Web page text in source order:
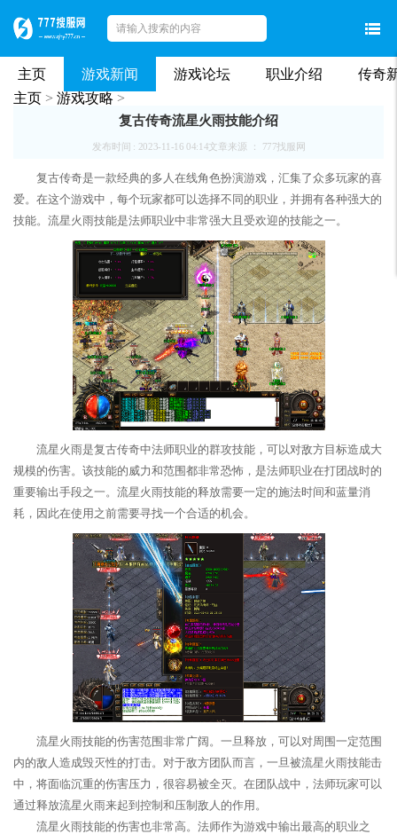
主页 游戏新闻 游戏论坛 职业介绍
传奇
主页 > 游戏攻略 >
复古传奇流星火雨技能介绍
发布时间 : 2023-11-16 04:14文章来源 ： 777找服网
复古传奇是一款经典的多人在线角色扮演游戏，汇集了众多玩家的喜
爱。在这个游戏中，每个玩家都可以选择不同的职业，并拥有各种强大的
技能。流星火雨技能是法师职业中非常强大且受欢迎的技能之一。
流星火雨是复古传奇中法师职业的群攻技能，可以对敌方目标造成大
规模的伤害。该技能的威力和范围都非常恐怖，是法师职业在打团战时的
重要输出手段之一。流星火雨技能的释放需要一定的施法时间和蓝量消
耗，因此在使用之前需要寻找一个合适的机会。
流星火雨技能的伤害范围非常广阔。一旦释放，可以对周围一定范围
内的敌人造成毁灭性的打击。对于敌方团队而言，一旦被流星火雨技能击
中，将面临沉重的伤害压力，很容易被全灭。在团队战中，法师玩家可以
通过释放流星火雨来起到控制和压制敌人的作用。
流星火雨技能的伤害也非常高。法师作为游戏中输出最高的职业之